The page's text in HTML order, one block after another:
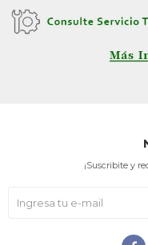
¡Suscribite y